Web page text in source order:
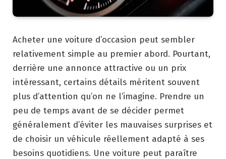
Acheter une voiture d’occasion peut sembler
relativement simple au premier abord. Pourtant,
derrière une annonce attractive ou un prix
intéressant, certains détails méritent souvent
plus d’attention qu’on ne l’imagine. Prendre un
peu de temps avant de se décider permet
généralement d’éviter les mauvaises surprises et
de choisir un véhicule réellement adapté à ses
besoins quotidiens. Une voiture peut paraître